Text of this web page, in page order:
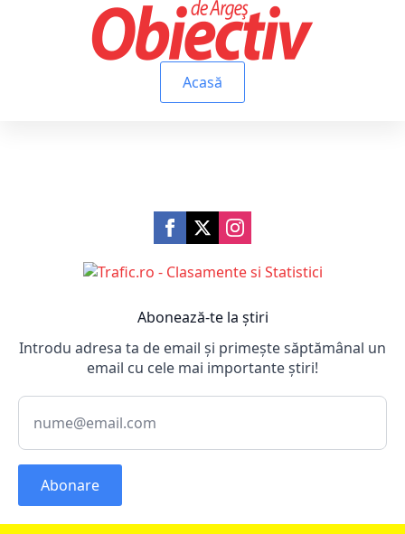
Acasă
Abonează-te la știri
Introdu adresa ta de email și primește săptămânal un
email cu cele mai importante știri!
Abonare